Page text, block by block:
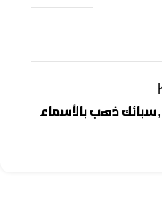
, سبائك ذهب بالأسماء